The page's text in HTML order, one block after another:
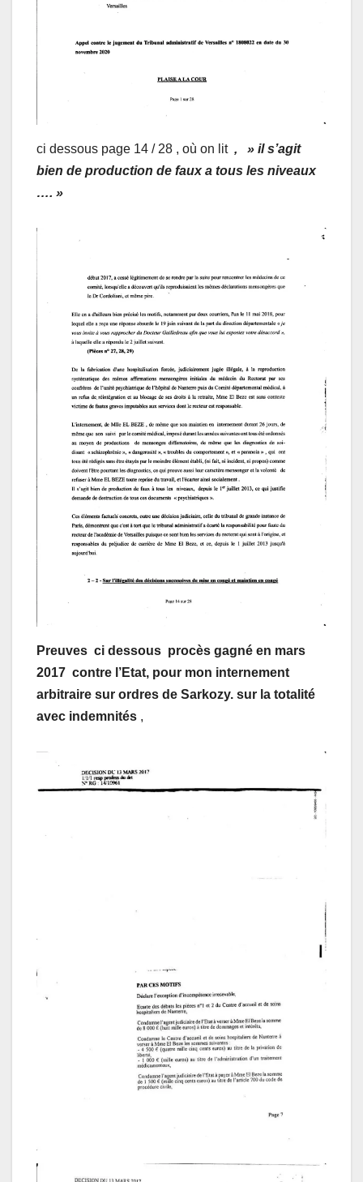
ci dessous page 14 / 28 , où on lit , » il s’agit
bien de production de faux a tous les niveaux
…. »
Preuves ci dessous procès gagné en mars
2017 contre l’Etat, pour mon internement
arbitraire sur ordres de Sarkozy. sur la totalité
avec indemnités ,